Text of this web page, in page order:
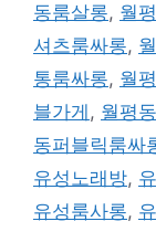
동룸살롱, 월
셔츠룸싸롱,
통룸싸롱, 월
블가게 , 월평
동퍼블릭룸싸
유성노래방,
유성룸사롱,